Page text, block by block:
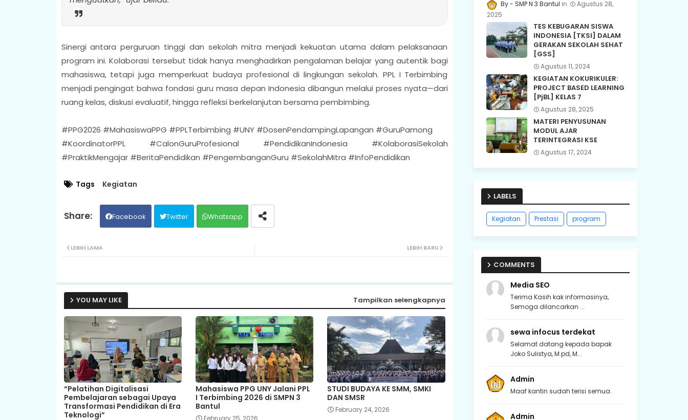
Sinergi antara perguruan tinggi dan sekolah mitra menjadi kekuatan utama dalam pelaksanaan
program ini. Kolaborasi tersebut tidak hanya menghadirkan pengalaman belajar yang autentik bagi
mahasiswa, tetapi juga memperkuat budaya profesional di lingkungan sekolah. PPL I Terbimbing
menjadi pengingat bahwa fondasi guru masa depan Indonesia dibangun melalui proses nyata—dari
ruang kelas, diskusi evaluatif, hingga refleksi berkelanjutan bersama pembimbing.
#PPG2026 #MahasiswaPPG #PPLTerbimbing #UNY #DosenPendampingLapangan #GuruPamong
#KoordinatorPPL #CalonGuruProfesional #PendidikanIndonesia #KolaborasiSekolah
#PraktikMengajar #BeritaPendidikan #PengembanganGuru #SekolahMitra #InfoPendidikan
Tags Kegiatan
Facebook Twitter Whatsapp
LEBIH BARU
LEBIH LAMA
YOU MAY LIKE Tampilkan selengkapnya
“Pelatihan Digitalisasi
Pembelajaran sebagai Upaya
Transformasi Pendidikan di Era
Teknologi”
Mahasiswa PPG UNY Jalani PPL
I Terbimbing 2026 di SMPN 3
Bantul
February 25, 2026
STUDI BUDAYA KE SMM, SMKI
DAN SMSR
February 24, 2026
SMP N 3 Bantul
Agustus 28,
2025
TES KEBUGARAN SISWA
INDONESIA [TKSI] DALAM
GERAKAN SEKOLAH SEHAT
[GSS]
Agustus 11, 2024
KEGIATAN KOKURIKULER:
PROJECT BASED LEARNING
[PjBL] KELAS 7
Agustus 28, 2025
MATERI PENYUSUNAN
MODUL AJAR
TERINTEGRASI KSE
Agustus 17, 2024
LABELS
Kegiatan Prestasi program
COMMENTS
Media SEO
Terima Kasih kak informasinya,
Semoga dilancarkan ...
sewa infocus terdekat
Selamat datang kepada bapak
Joko Sulistya, M.pd, M...
Admin
Maaf kantin sudah terisi semua.
Admin